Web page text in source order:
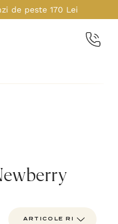
de peste 170 Lei